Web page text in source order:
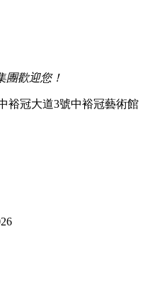
團歡迎您！
裕冠大道3號中裕冠藝術館